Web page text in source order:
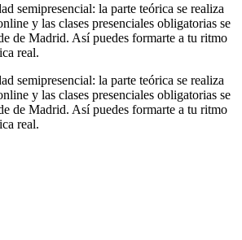
semipresencial: la parte teórica se realiza
y las clases presenciales obligatorias se
de Madrid. Así puedes formarte a tu ritmo
real.
semipresencial: la parte teórica se realiza
y las clases presenciales obligatorias se
de Madrid. Así puedes formarte a tu ritmo
real.